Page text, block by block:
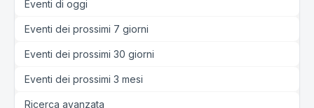
Eventi di oggi
Eventi dei prossimi 7 giorni
Eventi dei prossimi 30 giorni
Eventi dei prossimi 3 mesi
Ricerca avanzata